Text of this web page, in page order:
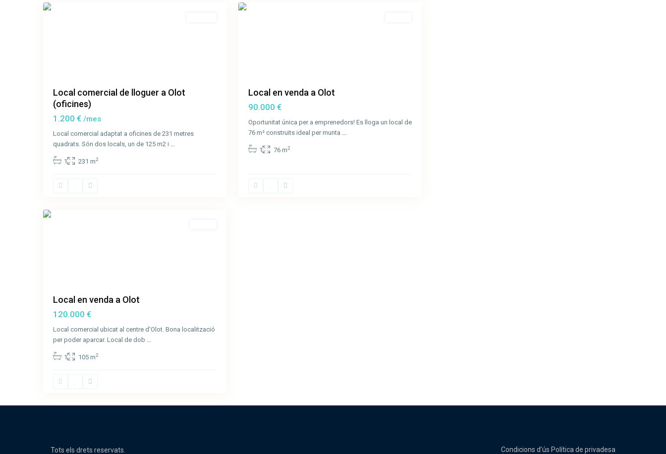
Local comercial de lloguer a Olot
(oficines)
1.200 € /mes
Local comercial adaptat a oficines de 231 metres
quadrats. Són dos locals, un de 125 m2 i ...
1 231 m2
Local en venda a Olot
90.000 €
Oportunitat única per a emprenedors! Es lloga un local de
76 m² construïts ideal per munta ...
1 76 m2
Local en venda a Olot
120.000 €
Local comercial ubicat al centre d'Olot. Bona localització
per poder aparcar. Local de dob ...
1 105 m2
Tots els drets reservats. Condicions d’ús Política de privadesa